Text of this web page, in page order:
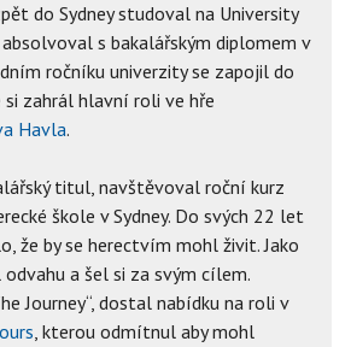
do Sydney studoval na University
s bakalářským diplomem v
ročníku univerzity se zapojil do
zahrál hlavní roli ve hře
Havla.
titul, navštěvoval roční kurz
škole v Sydney. Do svých 22 let
že by se herectvím mohl živit. Jako
a šel si za svým cílem.
Journey“, dostal nabídku na roli v
, kterou odmítnul aby mohl